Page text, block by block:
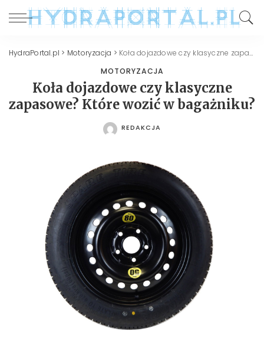
HydraPortal.pl > Motoryzacja > Koła dojazdowe czy klasyczne zapasowe? Które wozić w bagażniku?
MOTORYZACJA
Koła dojazdowe czy klasyczne
zapasowe? Które wozić w bagażniku?
POSTED
REDAKCJA